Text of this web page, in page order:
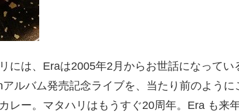
には、Eraは2005年2月からお世話になってい
ルバム発売記念ライブを、当たり前のよう
レー。マタハリはもうすぐ20周年。Era も来